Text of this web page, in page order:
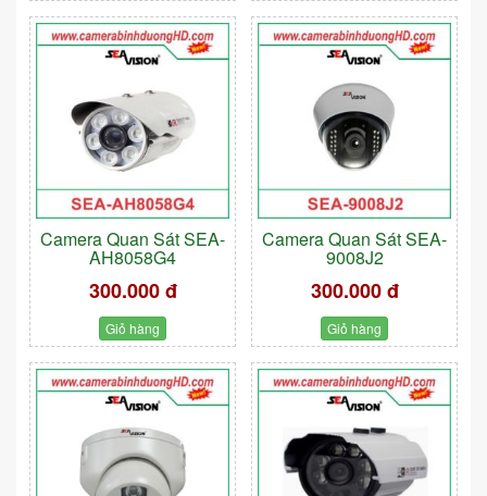
Camera Quan Sát SEA-
AH8058G4
300.000 đ
Giỏ hàng
Camera Quan Sát SEA-
9008J2
300.000 đ
Giỏ hàng